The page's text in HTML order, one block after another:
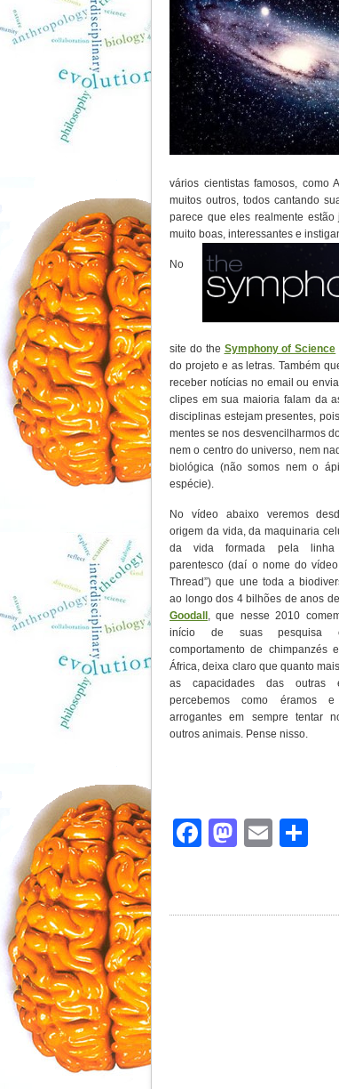
vários cientistas famosos, como
muitos outros, todos cantando
parece que eles realmente
muito boas, interessantes e
No
site do the Symphony of Science
do projeto e as letras. Também
receber notícias no email ou
clipes em sua maioria falam da
disciplinas estejam presentes,
mentes se nos desvencilharmos
nem o centro do universo, nem
biológica (não somos nem o
espécie).
No vídeo abaixo veremos
origem da vida, da maquinaria
da vida formada pela linha
parentesco (daí o nome do
Thread”) que une toda a
ao longo dos 4 bilhões de anos
Goodall , que nesse 2010
início de suas pesquisa
comportamento de chimpanzés
África, deixa claro que quanto
as capacidades das outras
percebemos como éramos
arrogantes em sempre tentar
outros animais. Pense nisso.
Facebook
Email